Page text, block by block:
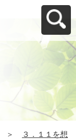
＞
３．１１を想